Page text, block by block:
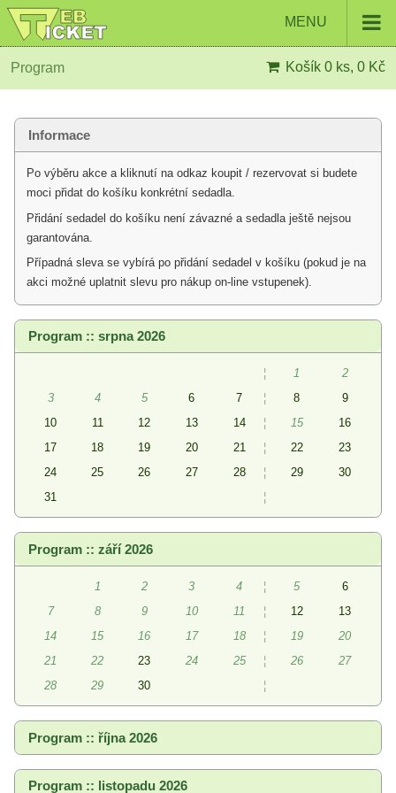
MENU
Program Košík 0 ks, 0 Kč
Informace
Po výběru akce a kliknutí na odkaz koupit / rezervovat si budete
moci přidat do košíku konkrétní sedadla.
Přidání sedadel do košíku není závazné a sedadla ještě nejsou
garantována.
Případná sleva se vybírá po přidání sedadel v košíku (pokud je na
akci možné uplatnit slevu pro nákup on-line vstupenek).
Program :: srpna 2026
¦ 1
2
3
4 5 6 7 ¦ 8
9
10
11 12 13 14 ¦ 15
16
17
18 19 20 21 ¦ 22
23
24
25 26 27 28 ¦ 29
30
31
¦
Program :: září 2026
1 2 3 4 ¦ 5
6
7
8 9 10 11 ¦ 12
13
14
15 16 17 18 ¦ 19
20
21
22 23 24 25 ¦ 26
27
28
29 30 ¦
Program :: října 2026
Program :: listopadu 2026